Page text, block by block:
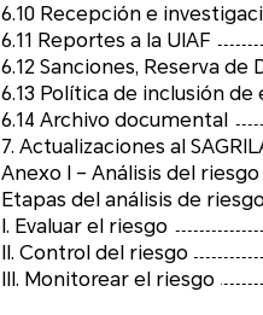
6.10 Recepción e
6.11 Reportes a la UIAF
6.12 Sanciones, Reserva
6.13 Política de inclusión de
6.14 Archivo documental
7. Actualizaciones al
Anexo I – Análisis del
Etapas del análisis de
I. Evaluar el riesgo
II. Control del riesgo
III. Monitorear el riesgo